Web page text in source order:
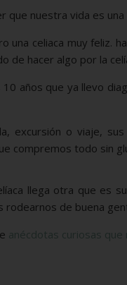
nuestra vida es
una celiaca muy feliz.
de hacer algo por la
años que ya llevo
excursión o viaje,
compremos todo sin
llega otra que es
de buena
anécdotas curiosas que